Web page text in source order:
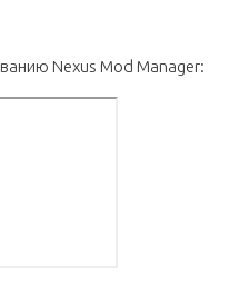
Nexus Mod Manager: